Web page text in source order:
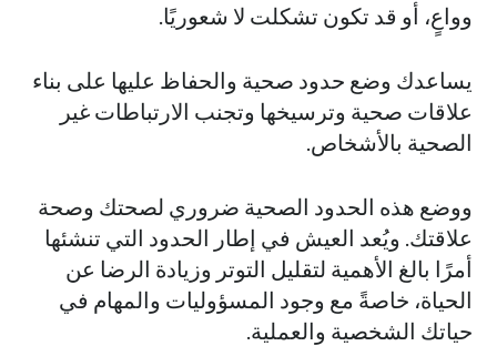
وواعٍ، أو قد تكون تشكلت لا شعوريًا.
يساعدك وضع حدود صحية والحفاظ عليها على بناء
علاقات صحية وترسيخها وتجنب الارتباطات غير
الصحية بالأشخاص.
ووضع هذه الحدود الصحية ضروري لصحتك وصحة
علاقتك. ويُعد العيش في إطار الحدود التي تنشئها
أمرًا بالغ الأهمية لتقليل التوتر وزيادة الرضا عن
الحياة، خاصةً مع وجود المسؤوليات والمهام في
حياتك الشخصية والعملية.